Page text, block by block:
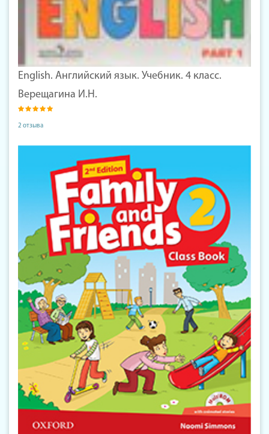
English. Английский язык. Учебник. 4 класс.
Верещагина И.Н.
2 отзыва